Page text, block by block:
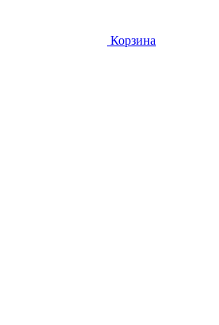
Корзина